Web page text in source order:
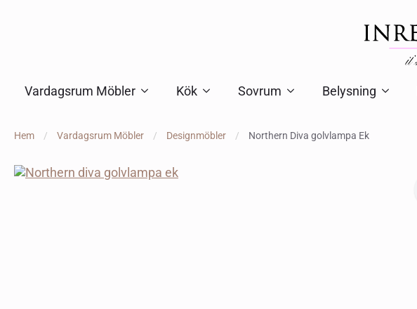
Vardagsrum Möbler Kök Sovrum Belysning
Hem Vardagsrum Möbler Designmöbler Northern Diva golvlampa Ek